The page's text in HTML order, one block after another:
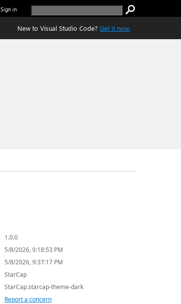
Sign in
New to Visual Studio Code? Get it now.
1.0.0
5/8/2026, 9:18:53 PM
5/8/2026, 9:37:17 PM
StarCap
StarCap.starcap-theme-dark
Report a concern